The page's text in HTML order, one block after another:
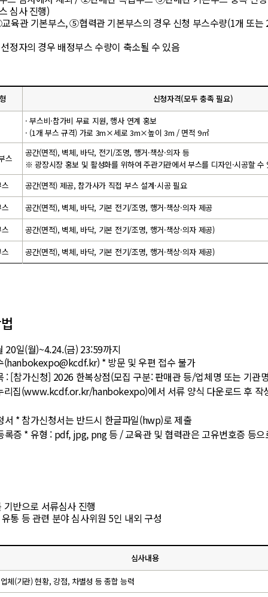
심사 진행)
관 기본부스, ⑤협력관 기본부스의 경우 신청 부스수량(1개 또는
정자의 경우 배정부스 수량이 축소될 수 있음
신청자격(모두 충족 필요)
· 부스비·참가비 무료 지원, 행사 연계 홍보
· (1개 부스 규격) 가로 3m×세로 3m×높이 3m / 면적 9㎡
스
공간(면적), 벽체, 바닥, 전기/조명, 행거·책상·의자 등
※ 광장시장 홍보 및 활성화를 위하여 주관기관에서 부스를 디자인·시공할 수
공간(면적) 제공, 참가사가 직접 부스 설계·시공 필요
공간(면적), 벽체, 바닥, 기본 전기/조명, 행거·책상·의자 제공
공간(면적), 벽체, 바닥, 기본 전기/조명, 행거·책상·의자 제공)
공간(면적), 벽체, 바닥, 기본 전기/조명, 행거·책상·의자 제공)
20일(월)~4.24.(금) 23:59까지
(hanbokexpo@kcdf.kr) * 방문 및 우편 접수 불가
: [참가신청] 2026 한복상점(모집 구분: 판매관 등/업체명 또는 기관
리집(www.kcdf.or.kr/hanbokexpo)에서 서류 양식 다운로드 후 작
서 * 참가신청서는 반드시 한글파일(hwp)로 제출
록증 * 유형 : pdf, jpg, png 등 / 교육관 및 협력관은 고유번호증 등으
기반으로 서류심사 진행
통 등 관련 분야 심사위원 5인 내외 구성
심사내용
체(기관) 현황, 강점, 차별성 등 종합 능력